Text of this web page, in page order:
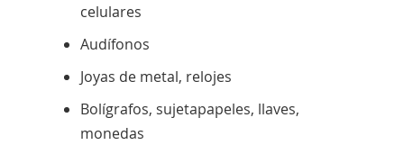
celulares
Audífonos
Joyas de metal, relojes
Bolígrafos, sujetapapeles, llaves,
monedas